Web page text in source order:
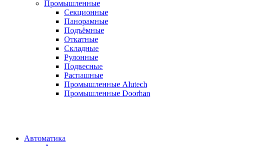
Промышленные
Секционные
Панорамные
Подъёмные
Откатные
Складные
Рулонные
Подвесные
Распашные
Промышленные Alutech
Промышленные Doorhan
Автоматика